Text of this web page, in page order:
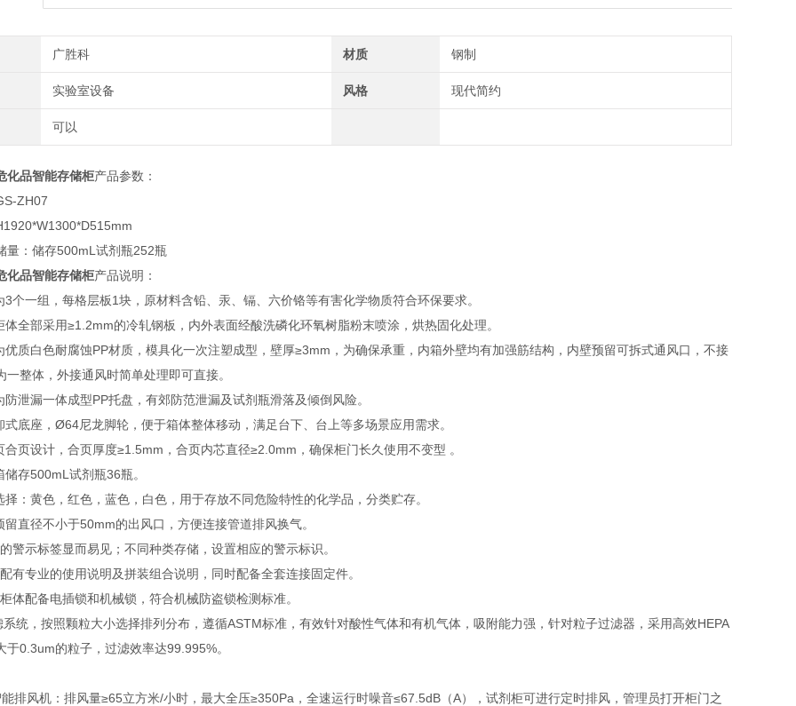
广胜科 材质 钢制
实验室设备 风格 现代简约
可以
化品智能存储柜产品参数：
ZH07
量：储存500mL试剂瓶252瓶
化品智能存储柜产品说明：
3个一组，每格层板1块，原材料含铅、汞、镉、六价铬等有害化学物质符合环保要求。
体全部采用≥1.2mm的冷轧钢板，内外表面经酸洗磷化环氧树脂粉末喷涂，烘热固化处理。
优质白色耐腐蚀PP材质，模具化一次注塑成型，壁厚≥3mm，为确保承重，内箱外壁均有加强筋结构，内壁预留可拆式通风口，不接
一整体，外接通风时简单处理即可直接。
防泄漏一体成型PP托盘，有郊防范泄漏及试剂瓶滑落及倾倒风险。
式底座，Ø64尼龙脚轮，便于箱体整体移动，满足台下、台上等多场景应用需求。
合页设计，合页厚度≥1.5mm，合页内芯直径≥2.0mm，确保柜门长久使用不变型 。
存500mL试剂瓶36瓶。
择：黄色，红色，蓝色，白色，用于存放不同危险特性的化学品，分类贮存。
留直径不小于50mm的出风口，方便连接管道排风换气。
警示标签显而易见；不同种类存储，设置相应的警示标识。
有专业的使用说明及拼装组合说明，同时配备全套连接固定件。
体配备电插锁和机械锁，符合机械防盗锁检测标准。
统，按照颗粒大小选择排列分布，遵循ASTM标准，有效针对酸性气体和有机气体，吸附能力强，针对粒子过滤器，采用高效HEPA
于0.3um的粒子，过滤效率达99.995%。
排风机：排风量≥65立方米/小时，最大全压≥350Pa，全速运行时噪音≤67.5dB（A），试剂柜可进行定时排风，管理员打开柜门之